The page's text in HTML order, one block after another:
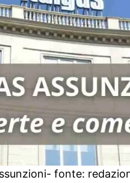
fonte: